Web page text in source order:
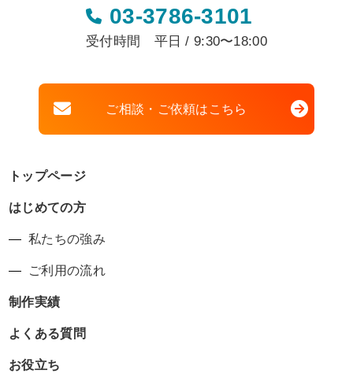
03-3786-3101
受付時間 平日 / 9:30〜18:00
ご相談・ご依頼はこちら
トップページ
はじめての方
私たちの強み
ご利用の流れ
制作実績
よくある質問
お役立ち